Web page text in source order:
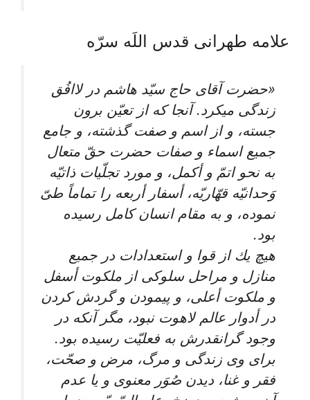
علامه طهرانی قدس اللَه سرّه
«حضرت آقاى حاج سيّد هاشم در لاافُق
زندگى ميكرد. آنجا كه از تعيّن برون
جسته، و از اسم و صفت گذشته، و جامع
جميع اسماء و صفات حضرت حقّ متعال
به نحو اتمّ و أكمل، و مورد تجلّيات ذاتيّه
وَحدانيّه قهّاريّه، أسفار أربعه را تماماً طىّ
نموده، و به مقام انسان كامل رسيده
بود.
هيچ يك از قوا و استعدادات در جميع
منازل و مراحل سلوكى از ملكوت أسفل
و ملكوت أعلى، و پيمودن و گردش كردن
در أدوار عالم لاهوت نبود، مگر آنكه در
وجود گرانقدرش به فعليّت رسيده بود.
براى وى زندگى و مرگ، مرض و صحّت،
فقر و غنا، ديدن صُوَر معنوى و يا عدم